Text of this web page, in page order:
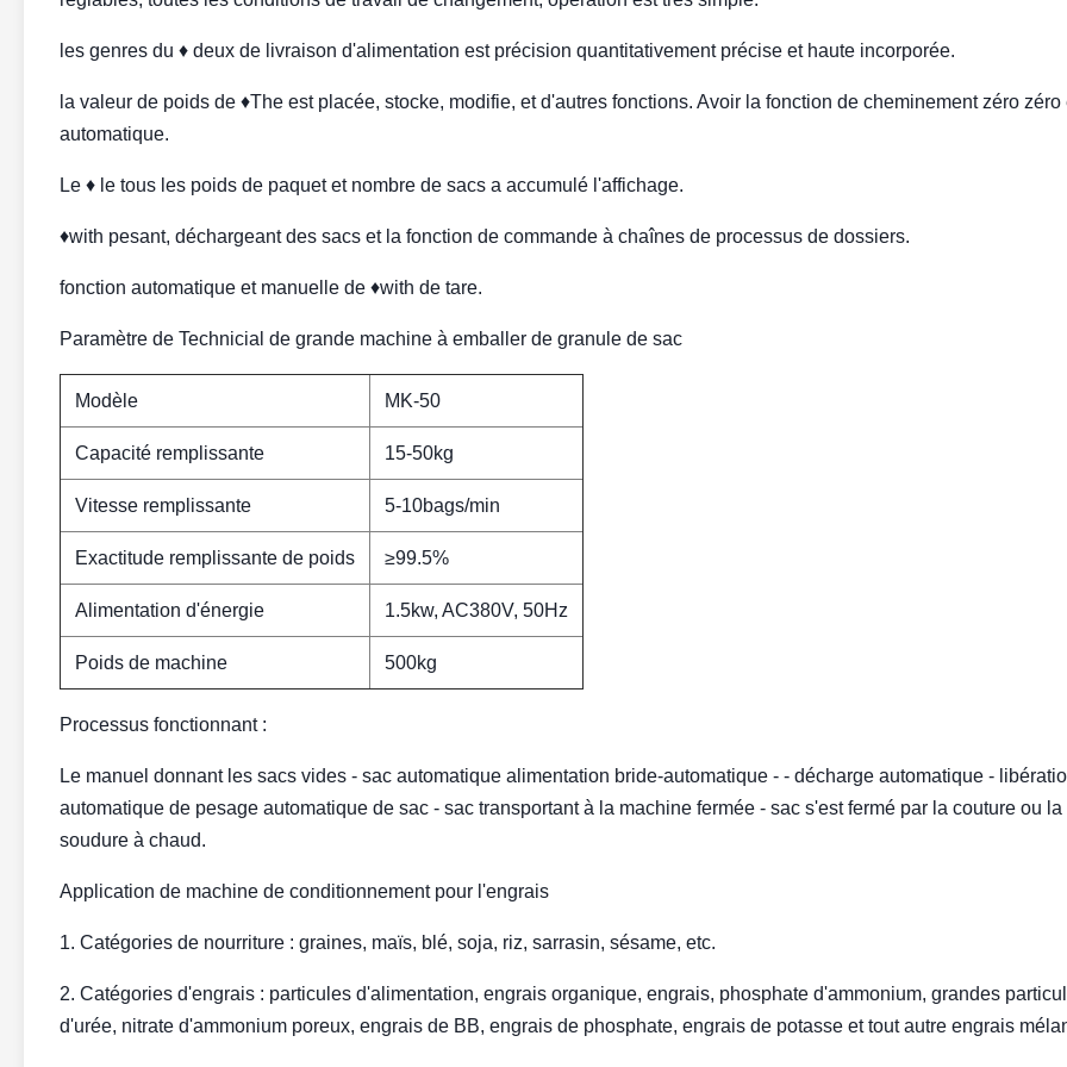
les genres du ♦ deux de livraison d'alimentation est précision quantitativement précise et haute incorporée.
la valeur de poids de ♦The est placée, stocke, modifie, et d'autres fonctions. Avoir la fonction de cheminement zéro zéro
automatique.
Le ♦ le tous les poids de paquet et nombre de sacs a accumulé l'affichage.
♦with pesant, déchargeant des sacs et la fonction de commande à chaînes de processus de dossiers.
fonction automatique et manuelle de ♦with de tare.
Paramètre de Technicial de grande machine à emballer de granule de sac
Modèle MK-50
Capacité remplissante 15-50kg
Vitesse remplissante 5-10bags/min
Exactitude remplissante de poids ≥99.5%
Alimentation d'énergie 1.5kw, AC380V, 50Hz
Poids de machine 500kg
Processus fonctionnant :
Le manuel donnant les sacs vides - sac automatique alimentation bride-automatique - - décharge automatique -
automatique de pesage automatique de sac - sac transportant à la machine fermée - sac s'est fermé par la couture ou la
soudure à chaud.
Application de machine de conditionnement pour l'engrais
1. Catégories de nourriture : graines, maïs, blé, soja, riz, sarrasin, sésame, etc.
2. Catégories d'engrais : particules d'alimentation, engrais organique, engrais, phosphate d'ammonium, grandes
d'urée, nitrate d'ammonium poreux, engrais de BB, engrais de phosphate, engrais de potasse et tout autre engrais